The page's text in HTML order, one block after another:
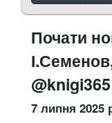
Почати
@knigi365
7 липня 2025